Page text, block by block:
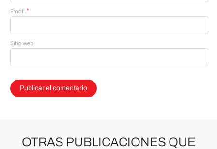
Email *
Sitio web
OTRAS PUBLICACIONES QUE